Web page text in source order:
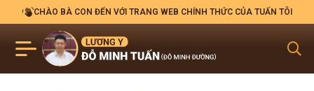
CHÀO BÀ CON ĐẾN VỚI TRANG WEB CHÍNH THỨC CỦA TUẤN TÔI